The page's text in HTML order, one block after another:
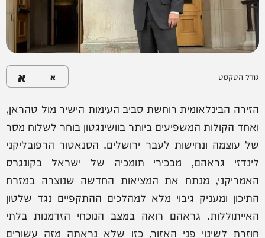
גודל הטקסט א א
הזירה הבינלאומית רוחשת סביב העימות הישיר מול טהראן,
ואחד הקולות המשפיעים ביותר בוושינגטון בוחר לשלוח מסר
של עוצמה ונחישות לעבר ירושלים. הסנאטור הרפובליקני
לינדזי גראהם, מבכירי תומכיה של ישראל בקונגרס
האמריקני, מנתח את המציאות החדשה שנוצרה במזרח
התיכון ומעניק גיבוי מלא למהלכים ההתקפיים נגד שלטון
האייתוללות. גראהם רואה במצב הנוכחי הזדמנות בלתי
חוזרת לשינוי פני האזור, כזו שלא נראתה מזה עשורים